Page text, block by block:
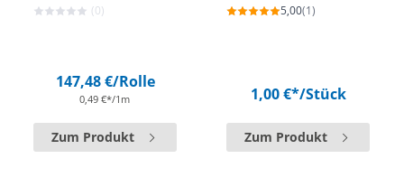
(0)
147,48 €/Rolle
0,49 €*/1m
Zum Produkt
5,00(1)
1,00 €*/Stück
Zum Produkt